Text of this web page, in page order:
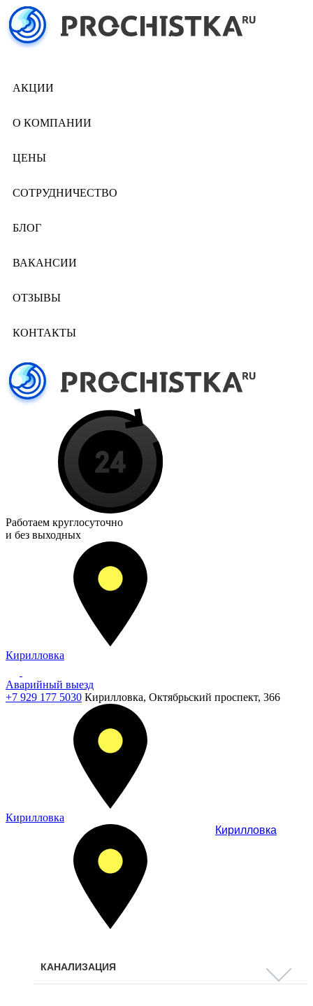
АКЦИИ
О КОМПАНИИ
ЦЕНЫ
СОТРУДНИЧЕСТВО
БЛОГ
ВАКАНСИИ
ОТЗЫВЫ
КОНТАКТЫ
Работаем круглосуточно
и без выходных
Кирилловка
Аварийный выезд
+7 929 177 5030 Кирилловка, Октябрьский проспект, 366
Кирилловка
Кирилловка
КАНАЛИЗАЦИЯ